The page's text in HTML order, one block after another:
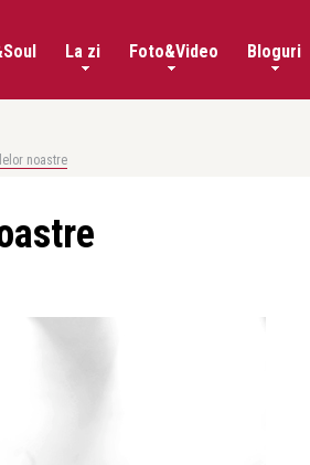
La zi Foto&Video Bloguri
noastre